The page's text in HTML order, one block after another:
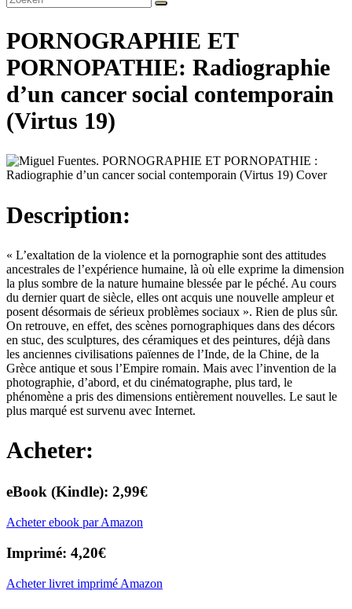
PORNOGRAPHIE ET
PORNOPATHIE: Radiographie
d’un cancer social contemporain
(Virtus 19)
Description:​
« L’exaltation de la violence et la pornographie sont des attitudes
ancestrales de l’expérience humaine, là où elle exprime la dimension
la plus sombre de la nature humaine blessée par le péché. Au cours
du dernier quart de siècle, elles ont acquis une nouvelle ampleur et
posent désormais de sérieux problèmes sociaux ». Rien de plus sûr.
On retrouve, en effet, des scènes pornographiques dans des décors
en stuc, des sculptures, des céramiques et des peintures, déjà dans
les anciennes civilisations païennes de l’Inde, de la Chine, de la
Grèce antique et sous l’Empire romain. Mais avec l’invention de la
photographie, d’abord, et du cinématographe, plus tard, le
phénomène a pris des dimensions entièrement nouvelles. Le saut le
plus marqué est survenu avec Internet.
Acheter:
eBook (Kindle): 2,99€
Acheter ebook par Amazon
Imprimé: 4,20€
Acheter livret imprimé Amazon